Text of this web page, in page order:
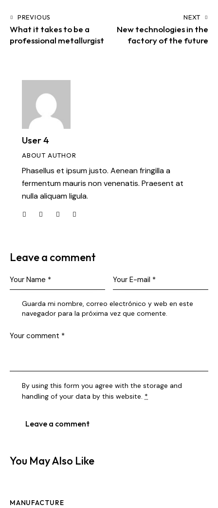
PREVIOUS
What it takes to be a
professional metallurgist
NEXT
New technologies in the
factory of the future
User 4
ABOUT AUTHOR
Phasellus et ipsum justo. Aenean fringilla a
fermentum mauris non venenatis. Praesent at
nulla aliquam ligula.
Leave a comment
Guarda mi nombre, correo electrónico y web en este
navegador para la próxima vez que comente.
By using this form you agree with the storage and
handling of your data by this website. *
You May Also Like
MANUFACTURE